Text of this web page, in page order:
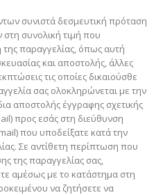
συνιστά δεσμευτική πρόταση
συνολική τιμή που
παραγγελίας, όπως αυτή
και αποστολής, άλλες
τις οποίες δικαιούσθε
σας ολοκληρώνεται με την
αποστολής έγγραφης σχετικής
προς εσάς στη διεύθυνση
που υποδείξατε κατά την
Σε αντίθετη περίπτωση που
της παραγγελίας σας,
αμέσως με το κατάστημα στη
να ζητήσετε να